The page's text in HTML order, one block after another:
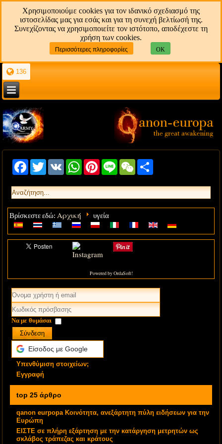
Χρησιμοποιούμε cookies για τον ιδανικό σχεδιασμό της
ιστοσελίδας μας για εσάς και για τη συνεχή βελτίωσή της.
Συνεχίζοντας να χρησιμοποιείτε τον ιστότοπο, αποδέχεστε τη
χρήση των cookies.
Περισσότερες πληροφορίες OK
136
Facebook
Twitter VK WhatsAppPinterestLine WeChat
Βρίσκεστε εδώ: Αρχική υγεία
Powered by OrdaSoft!
Να με θυμάσαι
Σύνδεση
Είσοδος με Google
Υπενθύμιση στοιχείων;
Εγγραφή
top 25 άρθρο
qanon eurpopa Κοινότητα, ανεξάρτητη πύλη ειδήσεων για την
Ευρώπη
ΕΙΣΤΕ σε πλήρη εξάρτηση με την κατάργηση μετρητών ως
σκλάβος τράπεζας και κράτους